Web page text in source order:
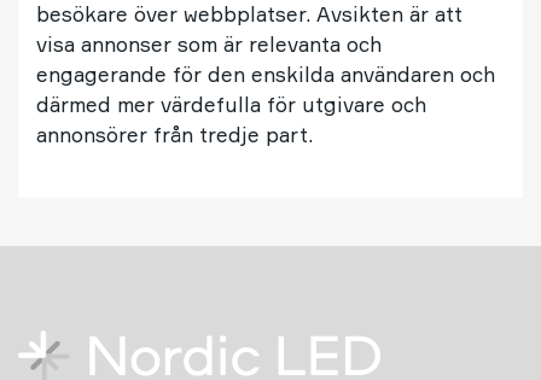
besökare över webbplatser. Avsikten är att
visa annonser som är relevanta och
engagerande för den enskilda användaren och
därmed mer värdefulla för utgivare och
annonsörer från tredje part.